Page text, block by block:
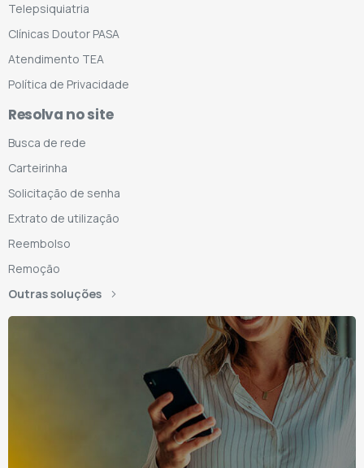
Telepsiquiatria
Clínicas Doutor PASA
Atendimento TEA
Política de Privacidade
Resolva no site
Busca de rede
Carteirinha
Solicitação de senha
Extrato de utilização
Reembolso
Remoção
Outras soluções